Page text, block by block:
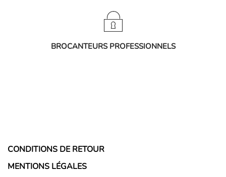
BROCANTEURS PROFESSIONNELS
CONDITIONS DE RETOUR
MENTIONS LÉGALES